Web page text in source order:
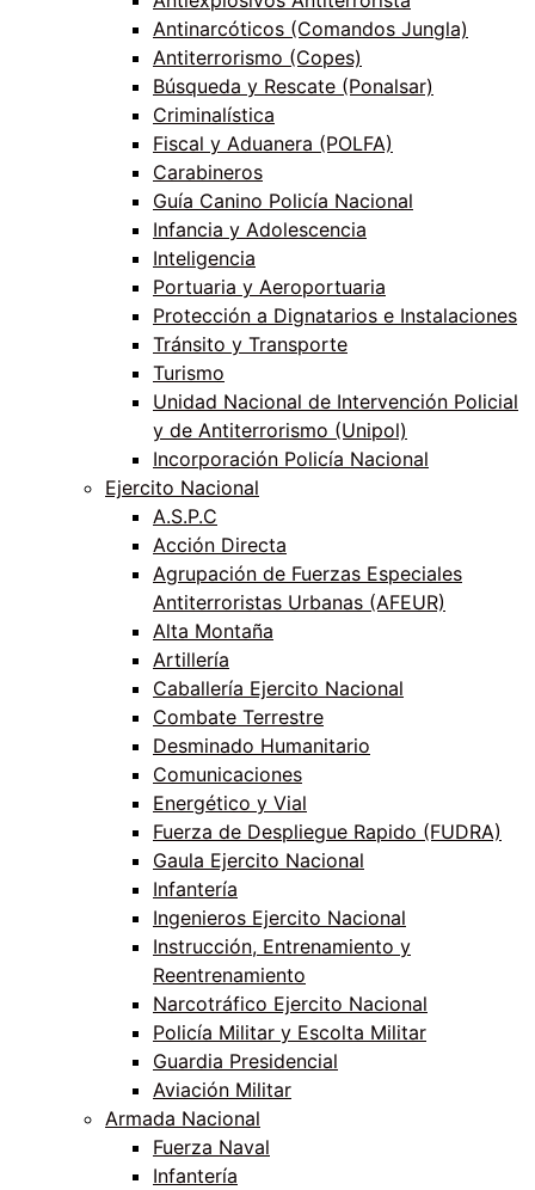
Antinarcóticos (Comandos Jungla)
Antiterrorismo (Copes)
Búsqueda y Rescate (Ponalsar)
Criminalística
Fiscal y Aduanera (POLFA)
Carabineros
Guía Canino Policía Nacional
Infancia y Adolescencia
Inteligencia
Portuaria y Aeroportuaria
Protección a Dignatarios e Instalaciones
Tránsito y Transporte
Turismo
Unidad Nacional de Intervención Policial
y de Antiterrorismo (Unipol)
Incorporación Policía Nacional
Ejercito Nacional
A.S.P.C
Acción Directa
Agrupación de Fuerzas Especiales
Antiterroristas Urbanas (AFEUR)
Alta Montaña
Artillería
Caballería Ejercito Nacional
Combate Terrestre
Desminado Humanitario
Comunicaciones
Energético y Vial
Fuerza de Despliegue Rapido (FUDRA)
Gaula Ejercito Nacional
Infantería
Ingenieros Ejercito Nacional
Instrucción, Entrenamiento y
Reentrenamiento
Narcotráfico Ejercito Nacional
Policía Militar y Escolta Militar
Guardia Presidencial
Aviación Militar
Armada Nacional
Fuerza Naval
Infantería